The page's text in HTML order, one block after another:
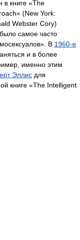
в книге «The
(New York:
Webster Cory)
самое часто
В 1960-е
и в более
именно этим
Эллис для
книге «The Intelligent